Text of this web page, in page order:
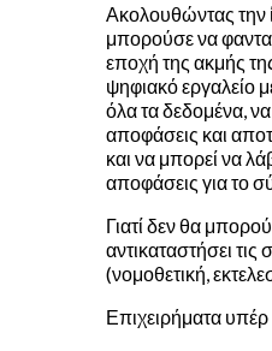
Ακολουθώντας την
μπορούσε να
εποχή της ακμής
ψηφιακό εργαλείο
όλα τα δεδομένα, να
αποφάσεις και
και να μπορεί να
αποφάσεις για το
Γιατί δεν θα
αντικαταστήσει τις
(νομοθετική,
Επιχειρήματα υπέρ